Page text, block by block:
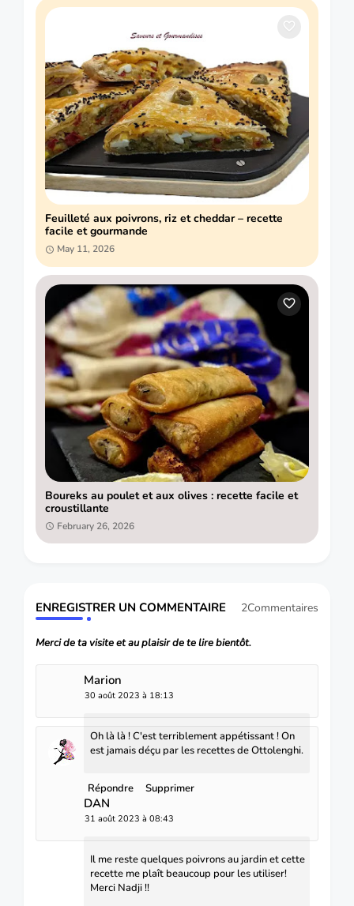
Feuilleté aux poivrons, riz et cheddar – recette
facile et gourmande
May 11, 2026
Boureks au poulet et aux olives : recette facile et
croustillante
February 26, 2026
ENREGISTRER UN COMMENTAIRE 2Commentaires
Merci de ta visite et au plaisir de te lire bientôt.
Marion
30 août 2023 à 18:13
Oh là là ! C'est terriblement appétissant ! On
est jamais déçu par les recettes de Ottolenghi.
Répondre Supprimer
DAN
31 août 2023 à 08:43
Il me reste quelques poivrons au jardin et cette
recette me plaît beaucoup pour les utiliser!
Merci Nadji !!